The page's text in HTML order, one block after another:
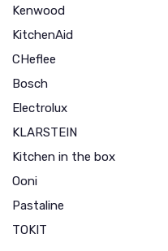
Kenwood
KitchenAid
CHeflee
Bosch
Electrolux
KLARSTEIN
Kitchen in the box
Ooni
Pastaline
TOKIT